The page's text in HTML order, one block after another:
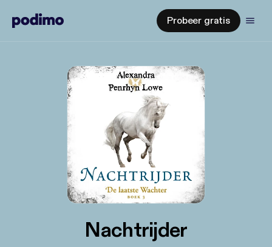
Probeer gratis
Nachtrijder